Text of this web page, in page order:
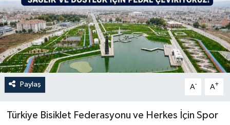
Paylaş A- A+
Türkiye Bisiklet Federasyonu ve Herkes İçin Spor
TEKNOLOJİ